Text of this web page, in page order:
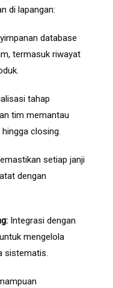
di lapangan:
database
termasuk riwayat
tahap
tim memantau
closing.
setiap janji
dengan
Integrasi dengan
untuk mengelola
sistematis.